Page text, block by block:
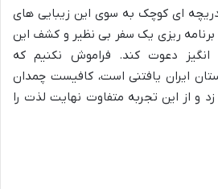
ای کوچک به سوی این زیبایی های
برنامه ریزی یک سفر بی نظیر و کشف این
دعوت کند. فراموش نکنیم که
ایران یافتنی است، کافیست چمدان
و از این تجربه متفاوت نهایت لذت را